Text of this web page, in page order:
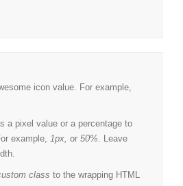
icon value. For example,
a pixel value or a percentage to
example,
1px,or 50% . Leave
class to the wrapping HTML